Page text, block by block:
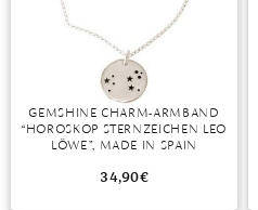
GRANAT
UNGLAUBLICH
ERSTES DATE
ROTER TEPPICH
TREND DES MONATS
GEMSHINE CHARM-ARMBAND
“HOROSKOP STERNZEICHEN LEO
LÖWE”, MADE IN SPAIN
34,90€